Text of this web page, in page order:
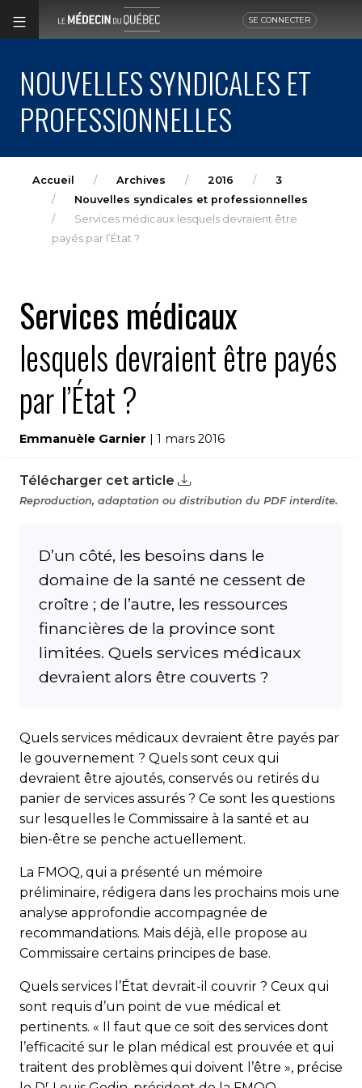
SE CONNECTER
NOUVELLES SYNDICALES ET
PROFESSIONNELLES
Accueil Archives 2016
3
Nouvelles syndicales et professionnelles
Services médicaux lesquels devraient être
payés par l’État ?
Services médicaux
lesquels devraient être payés
par l’État ?
Emmanuèle Garnier | 1 mars 2016
Télécharger cet article
Reproduction, adaptation ou distribution du PDF interdite.
D’un côté, les besoins dans le
domaine de la santé ne cessent de
croître ; de l’autre, les ressources
financières de la province sont
limitées. Quels services médicaux
devraient alors être couverts ?
Quels services médicaux devraient être payés par
le gouvernement ? Quels sont ceux qui
devraient être ajoutés, conservés ou retirés du
panier de services assurés ? Ce sont les questions
sur lesquelles le Commissaire à la santé et au
bien-être se penche actuellement.
La FMOQ, qui a présenté un mémoire
préliminaire, rédigera dans les prochains mois une
analyse approfondie accompagnée de
recommandations. Mais déjà, elle propose au
Commissaire certains principes de base.
Quels services l’État devrait-il couvrir ? Ceux qui
sont requis d’un point de vue médical et
pertinents. « Il faut que ce soit des services dont
l’efficacité sur le plan médical est prouvée et qui
traitent des problèmes qui doivent l’être », précise
r